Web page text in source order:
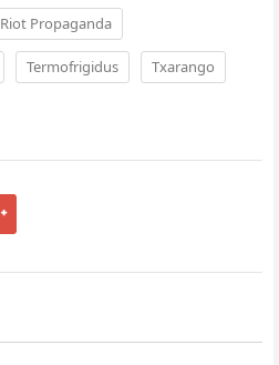
Riot Propaganda
Termofrigidus Txarango